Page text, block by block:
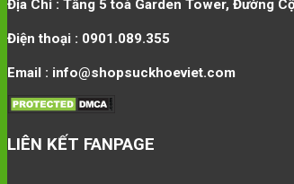
Địa Chỉ : Tầng 5 toà Garden Tower, Đường
Điện thoại : 0901.089.355
Email : info@shopsuckhoeviet.com
LIÊN KẾT FANPAGE